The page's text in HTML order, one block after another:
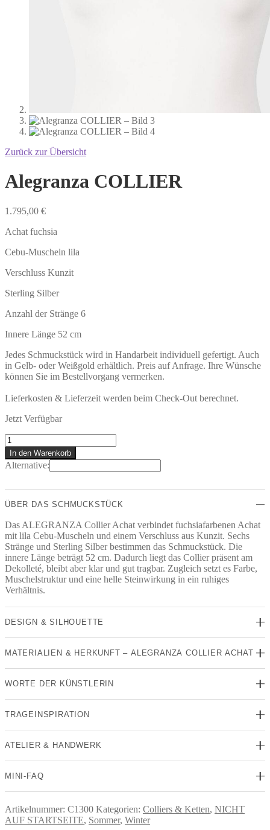
Zurück zur Übersicht
Alegranza COLLIER
1.795,00 €
Achat fuchsia
Cebu-Muscheln lila
Verschluss Kunzit
Sterling Silber
Anzahl der Stränge 6
Innere Länge 52 cm
Jedes Schmuckstück wird in Handarbeit individuell gefertigt. Auch
in Gelb- oder Weißgold erhältlich. Preis auf Anfrage. Ihre Wünsche
können Sie im Bestellvorgang vermerken.
Lieferkosten & Lieferzeit werden beim Check-Out berechnet.
Jetzt Verfügbar
Alegranza
COLLIER
Menge
In den Warenkorb
Alternative:
ÜBER DAS SCHMUCKSTÜCK
Das ALEGRANZA Collier Achat verbindet fuchsiafarbenen Achat
mit lila Cebu-Muscheln und einem Verschluss aus Kunzit. Sechs
Stränge und Sterling Silber bestimmen das Schmuckstück. Die
innere Länge beträgt 52 cm. Dadurch liegt das Collier präsent am
Dekolleté, bleibt aber klar und gut tragbar. Zugleich setzt es Farbe,
Muschelstruktur und eine helle Steinwirkung in ein ruhiges
Verhältnis.
DESIGN & SILHOUETTE
MATERIALIEN & HERKUNFT – ALEGRANZA COLLIER ACHAT
WORTE DER KÜNSTLERIN
TRAGEINSPIRATION
ATELIER & HANDWERK
MINI-FAQ
Artikelnummer: C1300 Kategorien: Colliers & Ketten, NICHT
AUF STARTSEITE, Sommer, Winter